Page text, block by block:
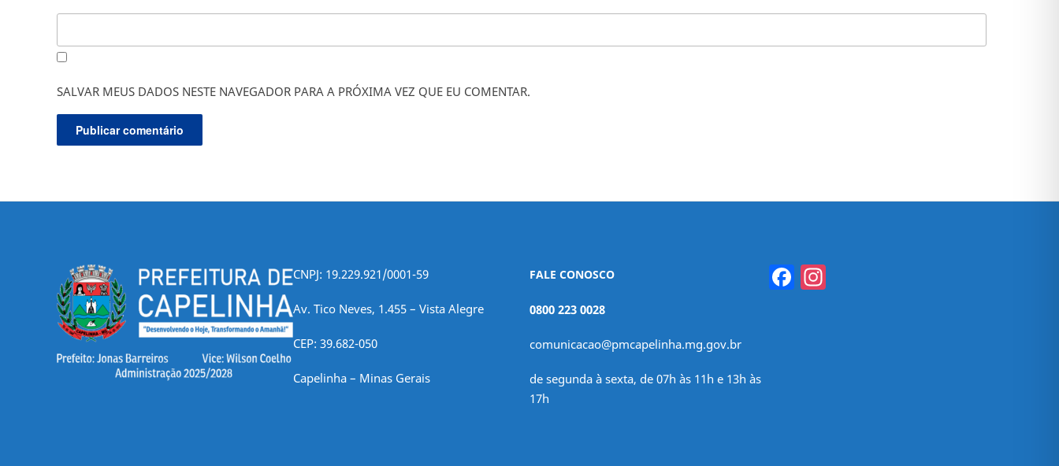
SALVAR MEUS DADOS NESTE NAVEGADOR PARA A PRÓXIMA VEZ QUE EU COMENTAR.
CNPJ: 19.229.921/0001-59
Av. Tico Neves, 1.455 – Vista Alegre
CEP: 39.682-050
Capelinha – Minas Gerais
FALE CONOSCO
0800 223 0028
comunicacao@pmcapelinha.mg.gov.br
de segunda à sexta, de 07h às 11h e 13h às
17h
Facebook